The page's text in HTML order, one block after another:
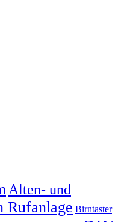
Alten- und
Rufanlage Birntaster